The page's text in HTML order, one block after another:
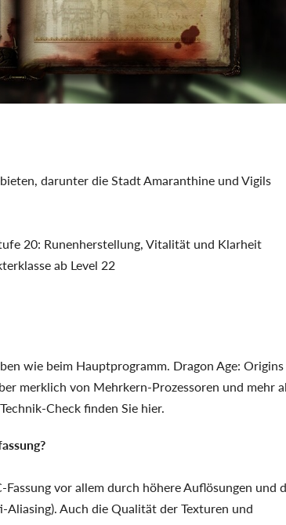
darunter die Stadt Amaranthine und Vigils
20: Runenherstellung, Vitalität und Klarheit
ab Level 22
wie beim Hauptprogramm. Dragon Age: Origins
merklich von Mehrkern-Prozessoren und mehr
Check finden Sie hier.
vor allem durch höhere Auflösungen und
Auch die Qualität der Texturen und